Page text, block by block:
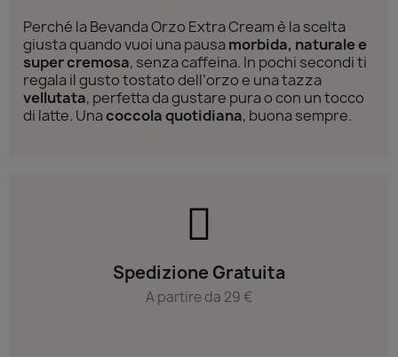
Perché la Bevanda Orzo Extra Cream è la scelta
giusta quando vuoi una pausamorbida, naturale e
super cremosa, senza caffeina. In pochi secondi ti
regala il gusto tostato dell’orzo e una tazza
vellutata, perfetta da gustare pura o con un tocco
di latte. Unacoccola quotidiana, buona sempre.
Spedizione Gratuita
A partire da 29 €